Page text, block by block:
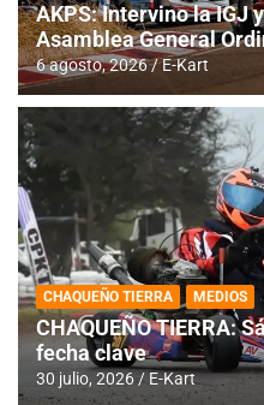
AKPS: Intervino la IGJ
Asamblea General
6 agosto, 2026 E-Kart
CHAQUEÑO TIERRA MEDIOS
CHAQUEÑO TIERRA:
fecha clave
30 julio, 2026 E-Kart